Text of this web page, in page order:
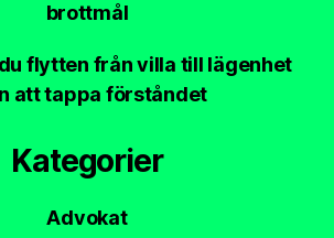
brottmål
flytten från villa till lägenhet
att tappa förståndet
Kategorier
Advokat